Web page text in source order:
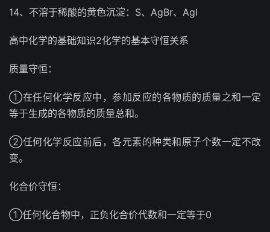
14、不溶于稀酸的黄色沉淀：S、AgBr、AgI
高中化学的基础知识2化学的基本守恒关系
质量守恒：
①在任何化学反应中，参加反应的各物质的质量之和一定
等于生成的各物质的质量总和。
②任何化学反应前后，各元素的种类和原子个数一定不改
变。
化合价守恒：
①任何化合物中，正负化合价代数和一定等于0